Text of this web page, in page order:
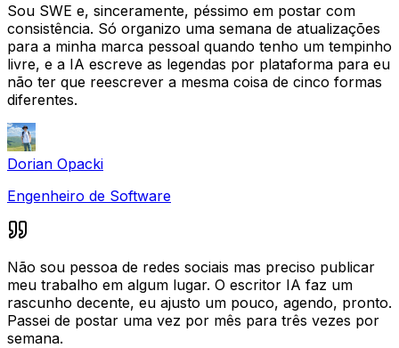
Sou SWE e, sinceramente, péssimo em postar com
consistência. Só organizo uma semana de atualizações
para a minha marca pessoal quando tenho um tempinho
livre, e a IA escreve as legendas por plataforma para eu
não ter que reescrever a mesma coisa de cinco formas
diferentes.
Dorian Opacki
Engenheiro de Software
Não sou pessoa de redes sociais mas preciso publicar
meu trabalho em algum lugar. O escritor IA faz um
rascunho decente, eu ajusto um pouco, agendo, pronto.
Passei de postar uma vez por mês para três vezes por
semana.